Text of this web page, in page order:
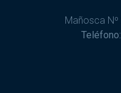
Mañosca
Teléfono: